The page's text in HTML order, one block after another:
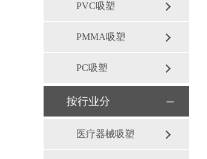
PVC吸塑
PMMA吸塑
PC吸塑
按行业分
医疗器械吸塑